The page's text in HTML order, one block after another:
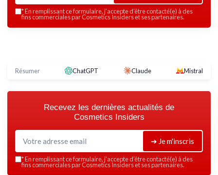
*En remplissant ce formulaire, j’accepte d’être contacté(e) à des
fins commerciales par Cosmetics Insiders et ses partenaires.
Résumer ChatGPT Claude Mistral
Recevez les dernières actualités de
Cosmetics Insiders
➔ Je m'inscris
*En remplissant ce formulaire, j’accepte d’être contacté(e) à des
fins commerciales par Cosmetics Insiders et ses partenaires.